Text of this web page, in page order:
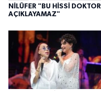
NİLÜFER "BU HİSSİ DOKTOR
AÇIKLAYAMAZ"